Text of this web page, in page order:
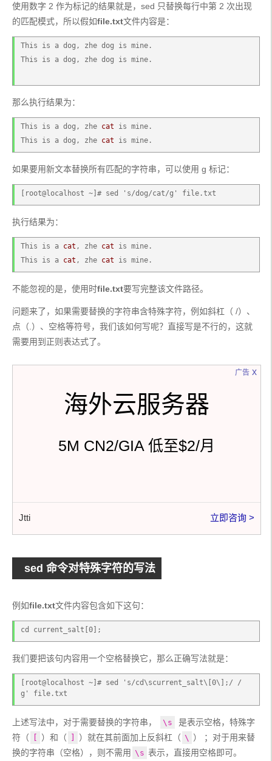
使用数字 2 作为标记的结果就是，sed 只替换每行中第 2 次出现
的匹配模式，所以假如file.txt文件内容是：
This is a dog, zhe dog is mine.
This is a dog, zhe dog is mine.
那么执行结果为：
This is a dog, zhe cat is mine.
This is a dog, zhe cat is mine.
如果要用新文本替换所有匹配的字符串，可以使用 g 标记：
[root@localhost ~]# sed 's/dog/cat/g' file.txt
执行结果为：
This is a cat , zhe cat is mine.
This is a cat , zhe cat is mine.
不能忽视的是，使用时file.txt要写完整该文件路径。
问题来了，如果需要替换的字符串含特殊字符，例如斜杠（ /）、
点（.）、空格等符号，我们该如何写呢？直接写是不行的，这就
需要用到正则表达式了。
广告
海外云服务器
5M CN2/GIA 低至$2/月
Jtti 立即咨询 >
x
sed 命令对特殊字符的写法
例如file.txt文件内容包含如下这句：
cd current_salt[0];
我们要把该句内容用一个空格替换它，那么正确写法就是：
[root@localhost ~]# sed 's/cd\scurrent_salt\[0\];/ /
g' file.txt
上述写法中，对于需要替换的字符串， \s
是表示空格，特殊字
符（
[ ）和（ ] ）就在其前面加上反斜杠（ \ ） ；对于用来替
换的字符串（空格），则不需用 \s 表示，直接用空格即可。